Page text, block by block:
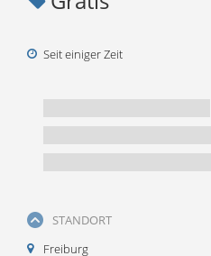
Seit einiger Zeit
STANDORT
Freiburg